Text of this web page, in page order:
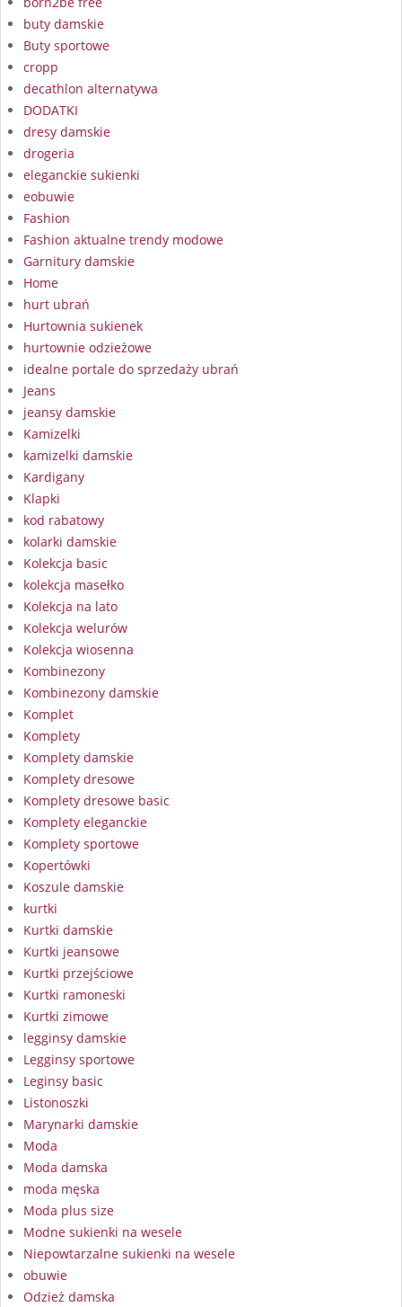
buty damskie
Buty sportowe
cropp
decathlon alternatywa
DODATKI
dresy damskie
drogeria
eleganckie sukienki
eobuwie
Fashion
Fashion aktualne trendy modowe
Garnitury damskie
Home
hurt ubrań
Hurtownia sukienek
hurtownie odzieżowe
idealne portale do sprzedaży ubrań
Jeans
jeansy damskie
Kamizelki
kamizelki damskie
Kardigany
Klapki
kod rabatowy
kolarki damskie
Kolekcja basic
kolekcja masełko
Kolekcja na lato
Kolekcja welurów
Kolekcja wiosenna
Kombinezony
Kombinezony damskie
Komplet
Komplety
Komplety damskie
Komplety dresowe
Komplety dresowe basic
Komplety eleganckie
Komplety sportowe
Kopertówki
Koszule damskie
kurtki
Kurtki damskie
Kurtki jeansowe
Kurtki przejściowe
Kurtki ramoneski
Kurtki zimowe
legginsy damskie
Legginsy sportowe
Leginsy basic
Listonoszki
Marynarki damskie
Moda
Moda damska
moda męska
Moda plus size
Modne sukienki na wesele
Niepowtarzalne sukienki na wesele
obuwie
Odzież damska